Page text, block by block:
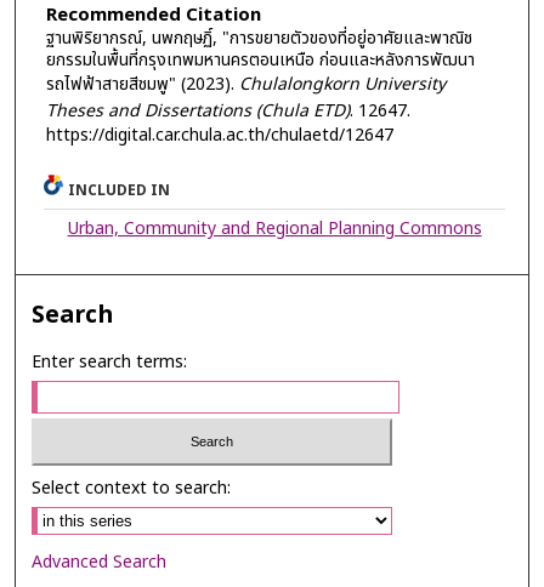
Recommended Citation
ฐานพิริยากรณ์, นพกฤษฏิ์, "การขยายตัวของที่อยู่อาศัยและพาณิช
ยกรรมในพื้นที่กรุงเทพมหานครตอนเหนือ ก่อนและหลังการพัฒนา
รถไฟฟ้าสายสีชมพู" (2023). Chulalongkorn University
Theses and Dissertations (Chula ETD). 12647.
https://digital.car.chula.ac.th/chulaetd/12647
INCLUDED IN
Urban, Community and Regional Planning Commons
Search
Enter search terms:
Select context to search:
Advanced Search